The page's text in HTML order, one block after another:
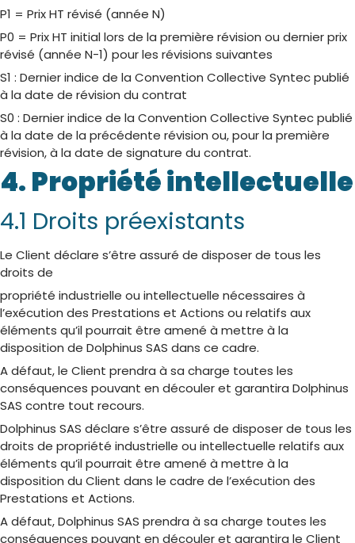
P1 = Prix HT révisé (année N)
P0 = Prix HT initial lors de la première révision ou dernier prix
révisé (année N-1) pour les révisions suivantes
S1 : Dernier indice de la Convention Collective Syntec publié
à la date de révision du contrat
S0 : Dernier indice de la Convention Collective Syntec publié
à la date de la précédente révision ou, pour la première
révision, à la date de signature du contrat.
4. Propriété intellectuelle
4.1 Droits préexistants
Le Client déclare s’être assuré de disposer de tous les
droits de
propriété industrielle ou intellectuelle nécessaires à
l’exécution des Prestations et Actions ou relatifs aux
éléments qu’il pourrait être amené à mettre à la
disposition de Dolphinus SAS dans ce cadre.
A défaut, le Client prendra à sa charge toutes les
conséquences pouvant en découler et garantira Dolphinus
SAS contre tout recours.
Dolphinus SAS déclare s’être assuré de disposer de tous les
droits de propriété industrielle ou intellectuelle relatifs aux
éléments qu’il pourrait être amené à mettre à la
disposition du Client dans le cadre de l’exécution des
Prestations et Actions.
A défaut, Dolphinus SAS prendra à sa charge toutes les
conséquences pouvant en découler et garantira le Client